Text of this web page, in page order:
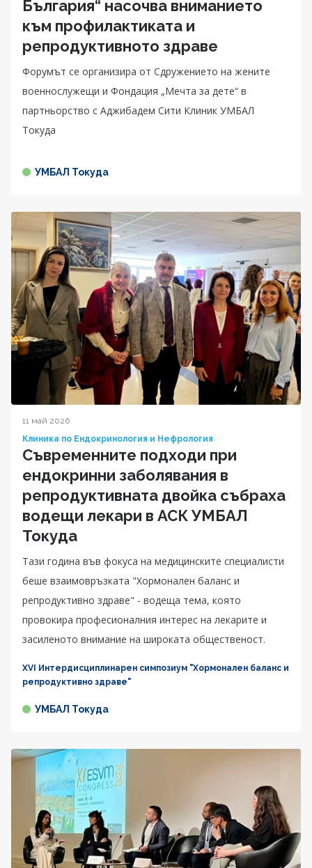
България“ насочва вниманието
към профилактиката и
репродуктивното здраве
Форумът се организира от Сдружението на жените
военнослужещи и Фондация „Мечта за дете“ в
партньорство с Аджибадем Сити Клиник УМБАЛ
Токуда
УМБАЛ Токуда
11 май 2026
Клиника по Ендокринология и Нефрология
Съвременните подходи при
ендокринни заболявания в
репродуктивната двойка събраха
водещи лекари в АСК УМБАЛ
Токуда
Тази година във фокуса на медицинските специалисти
беше взаимовръзката "Хормонален баланс и
репродуктивно здраве" - водеща тема, която
провокира професионалния интерес на лекарите и
засиленото внимание на широката общественост.
XVI Интердисциплинарен симпозиум "Хормонален баланс и
репродуктивно здраве"
УМБАЛ Токуда